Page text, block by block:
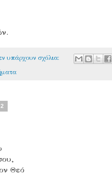
υπάρχουν σχόλια:
Θεό